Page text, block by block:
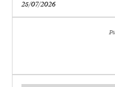
25/07/2026